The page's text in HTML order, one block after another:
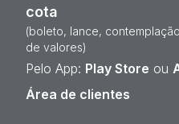
cota
(boleto, lance,
de valores)
Pelo App: Play Store ou
Área de clientes